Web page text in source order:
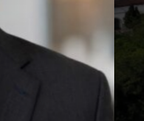
3 AGOSTO, 2026